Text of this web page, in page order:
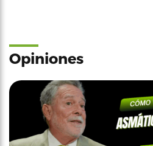
Opiniones